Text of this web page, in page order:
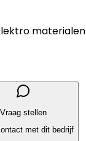
materialen
Vraag stellen
met dit bedrijf